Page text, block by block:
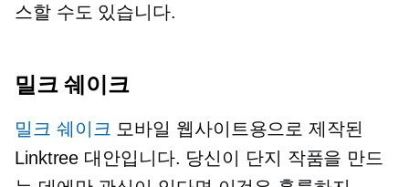
스할 수도 있습니다.
밀크 쉐이크
밀크 쉐이크 모바일 웹사이트용으로 제작된
Linktree 대안입니다. 당신이 단지 작품을 만드